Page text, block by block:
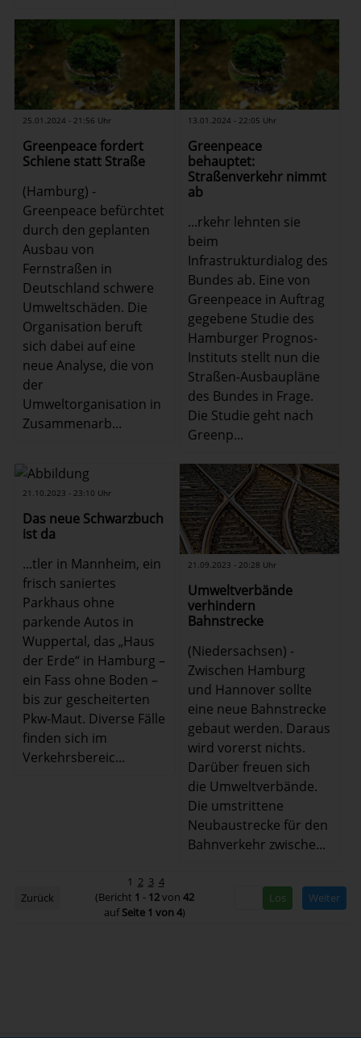
25.01.2024 - 21:56 Uhr
Greenpeace fordert
Schiene statt Straße
(Hamburg) -
Greenpeace befürchtet
durch den geplanten
Ausbau von
Fernstraßen in
Deutschland schwere
Umweltschäden. Die
Organisation beruft
sich dabei auf eine
neue Analyse, die von
der
Umweltorganisation in
Zusammenarb...
13.01.2024 - 22:05 Uhr
Greenpeace
behauptet:
Straßenverkehr nimmt
ab
...rkehr lehnten sie
beim
Infrastrukturdialog des
Bundes ab. Eine von
Greenpeace in Auftrag
gegebene Studie des
Hamburger Prognos-
Instituts stellt nun die
Straßen-Ausbaupläne
des Bundes in Frage.
Die Studie geht nach
Greenp...
21.10.2023 - 23:10 Uhr
Das neue Schwarzbuch
ist da
...tler in Mannheim, ein
frisch saniertes
Parkhaus ohne
parkende Autos in
Wuppertal, das „Haus
der Erde“ in Hamburg –
ein Fass ohne Boden –
bis zur gescheiterten
Pkw-Maut. Diverse Fälle
finden sich im
Verkehrsbereic...
21.09.2023 - 20:28 Uhr
Umweltverbände
verhindern
Bahnstrecke
(Niedersachsen) -
Zwischen Hamburg
und Hannover sollte
eine neue Bahnstrecke
gebaut werden. Daraus
wird vorerst nichts.
Darüber freuen sich
die Umweltverbände.
Die umstrittene
Neubaustrecke für den
Bahnverkehr zwische...
Zurück
1 2 3 4
(Bericht 1 - 12von 42
aufSeite 1 von 4)
Weiter